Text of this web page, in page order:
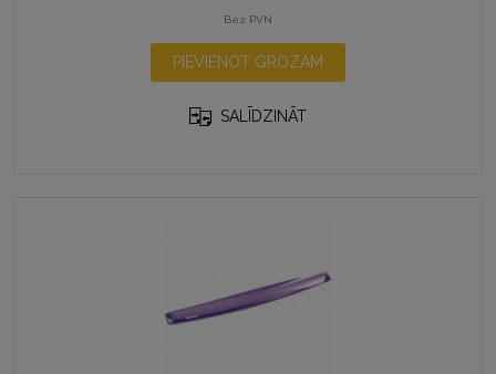
Bez PVN
PIEVIENOT GROZAM
SALĪDZINĀT